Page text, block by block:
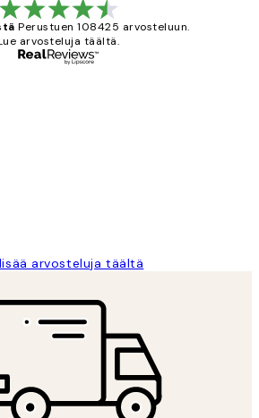
Perustuen 108425 arvosteluun.
arvosteluja täältä.
arvosteluja täältä